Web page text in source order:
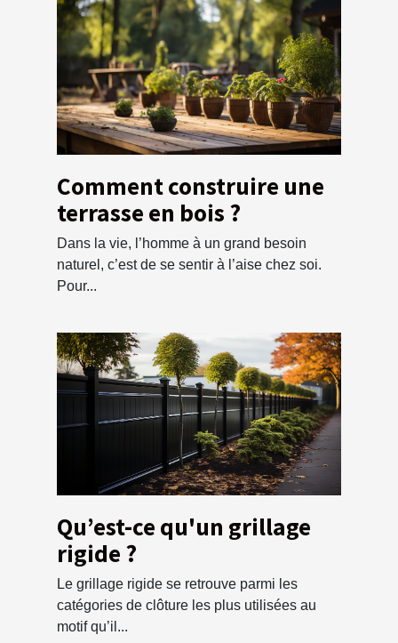
Comment construire une
terrasse en bois ?
Dans la vie, l’homme à un grand besoin
naturel, c’est de se sentir à l’aise chez soi.
Pour...
Qu’est-ce qu'un grillage
rigide ?
Le grillage rigide se retrouve parmi les
catégories de clôture les plus utilisées au
motif qu’il...